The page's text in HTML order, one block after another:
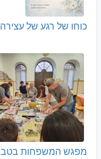
כוחו של רגע של
מפגש המשפחות